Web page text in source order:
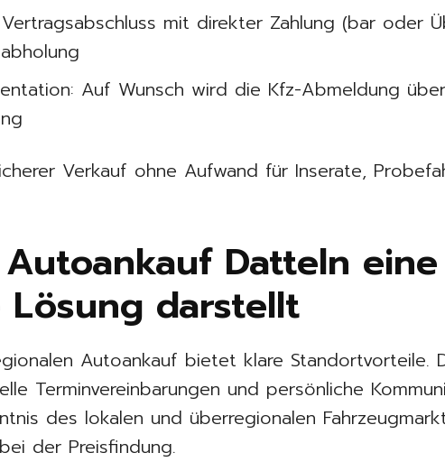
mit direkter Zahlung (bar oder
Auf Wunsch wird die Kfz-Abmeldung
Verkauf ohne Aufwand für Inserate,
Datteln eine
darstellt
Autoankauf bietet klare Standortvorteile.
Terminvereinbarungen und persönliche
des lokalen und überregionalen
der Preisfindung.